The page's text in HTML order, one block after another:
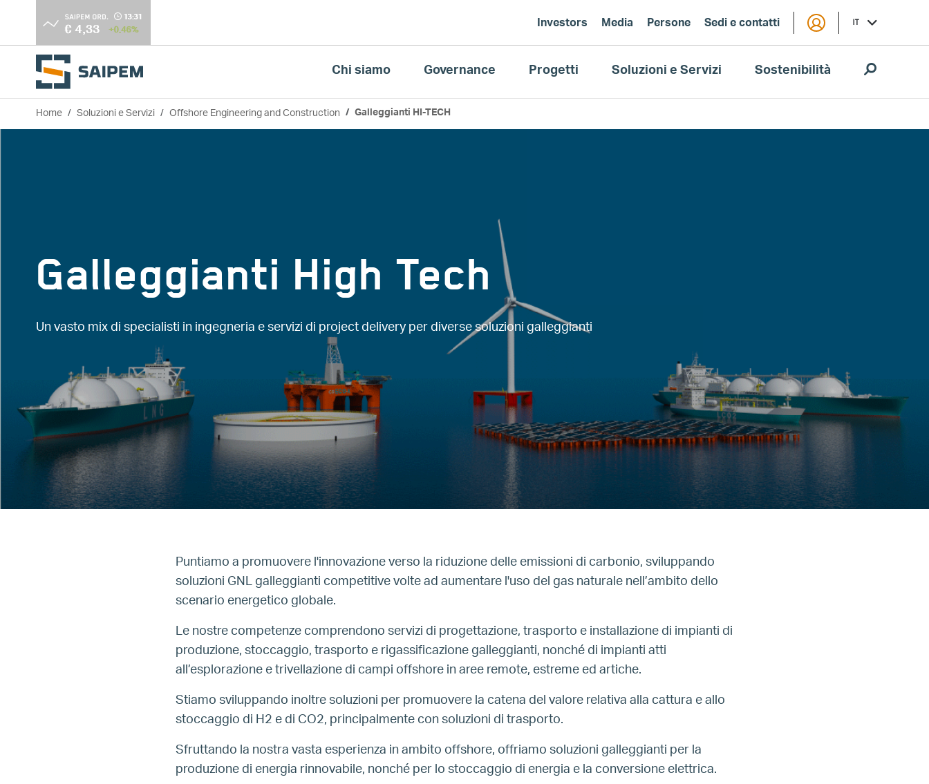
Salta al contenuto principale
Investors Media Persone Sedi e contatti IT
Chi siamo Governance Progetti Soluzioni e Servizi Sostenibilità
Briciole di pane
Home Soluzioni e Servizi Offshore Engineering and Construction Galleggianti HI-TECH
Galleggianti High Tech
Un vasto mix di specialisti in ingegneria e servizi di project delivery per diverse soluzioni galleggianti
Puntiamo a promuovere l'innovazione verso la riduzione delle emissioni di carbonio, sviluppando
soluzioni GNL galleggianti competitive volte ad aumentare l'uso del gas naturale nell’ambito dello
scenario energetico globale.
Le nostre competenze comprendono servizi di progettazione, trasporto e installazione di impianti di
produzione, stoccaggio, trasporto e rigassificazione galleggianti, nonché di impianti atti
all’esplorazione e trivellazione di campi offshore in aree remote, estreme ed artiche.
Stiamo sviluppando inoltre soluzioni per promuovere la catena del valore relativa alla cattura e allo
stoccaggio di H2 e di CO2, principalmente con soluzioni di trasporto.
Sfruttando la nostra vasta esperienza in ambito offshore, offriamo soluzioni galleggianti per la
produzione di energia rinnovabile, nonché per lo stoccaggio di energia e la conversione elettrica.